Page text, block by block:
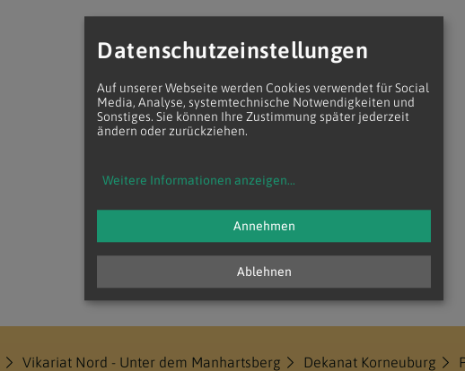
Vikariat Nord - Unter dem Manhartsberg Dekanat Korneuburg
Datenschutzeinstellungen
Auf unserer Webseite werden Cookies verwendet für Social
Media, Analyse, systemtechnische Notwendigkeiten und
Sonstiges. Sie können Ihre Zustimmung später jederzeit
ändern oder zurückziehen.
Weitere Informationen anzeigen...
Ablehnen
Annehmen